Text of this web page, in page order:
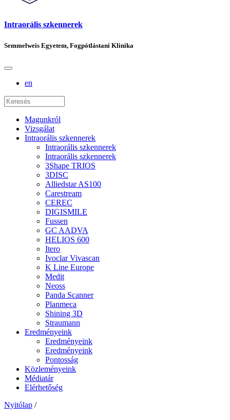
Intraorális szkennerek
Semmelweis Egyetem, Fogpótlástani Klinika
en
Magunkról
Vizsgálat
Intraorális szkennerek
Intraorális szkennerek
Intraorális szkennerek
3Shape TRIOS
3DISC
Alliedstar AS100
Carestream
CEREC
DIGISMILE
Fussen
GC AADVA
HELIOS 600
Itero
Ivoclar Vivascan
K Line Europe
Medit
Neoss
Panda Scanner
Planmeca
Shining 3D
Straumann
Eredményeink
Eredményeink
Eredményeink
Pontosság
Közleményeink
Médiatár
Elérhetőség
Nyitólap /